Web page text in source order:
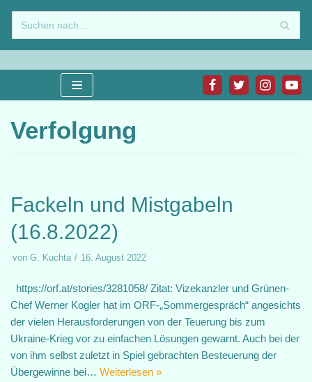
Zum
Inhalt
springen
Verfolgung
Fackeln und Mistgabeln
(16.8.2022)
von G. Kuchta 16. August 2022
https://orf.at/stories/3281058/ Zitat: Vizekanzler und Grünen-
Chef Werner Kogler hat im ORF-„Sommergespräch“ angesichts
der vielen Herausforderungen von der Teuerung bis zum
Ukraine-Krieg vor zu einfachen Lösungen gewarnt. Auch bei der
von ihm selbst zuletzt in Spiel gebrachten Besteuerung der
Übergewinne bei… Weiterlesen »